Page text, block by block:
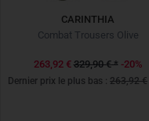
CARINTHIA
Combat Trousers Olive
263,92 € 329,90 €* -20%
Dernier prix le plus bas : 263,92 €